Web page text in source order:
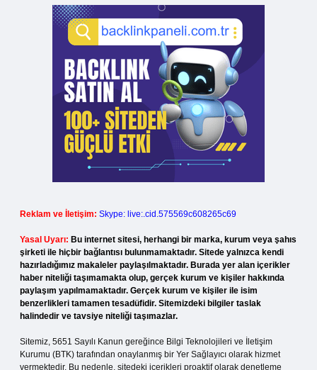
Reklam ve İletişim: Skype: live:.cid.575569c608265c69
Yasal Uyarı: Bu internet sitesi, herhangi bir marka, kurum veya şahıs
şirketi ile hiçbir bağlantısı bulunmamaktadır. Sitede yalnızca kendi
hazırladığımız makaleler paylaşılmaktadır. Burada yer alan içerikler
haber niteliği taşımamakta olup, gerçek kurum ve kişiler hakkında
paylaşım yapılmamaktadır. Gerçek kurum ve kişiler ile isim
benzerlikleri tamamen tesadüfidir. Sitemizdeki bilgiler taslak
halindedir ve tavsiye niteliği taşımazlar.
Sitemiz, 5651 Sayılı Kanun gereğince Bilgi Teknolojileri ve İletişim
Kurumu (BTK) tarafından onaylanmış bir Yer Sağlayıcı olarak hizmet
vermektedir. Bu nedenle, sitedeki içerikleri proaktif olarak denetleme